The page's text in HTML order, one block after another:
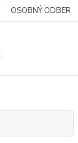
OSOBNÝ ODBER